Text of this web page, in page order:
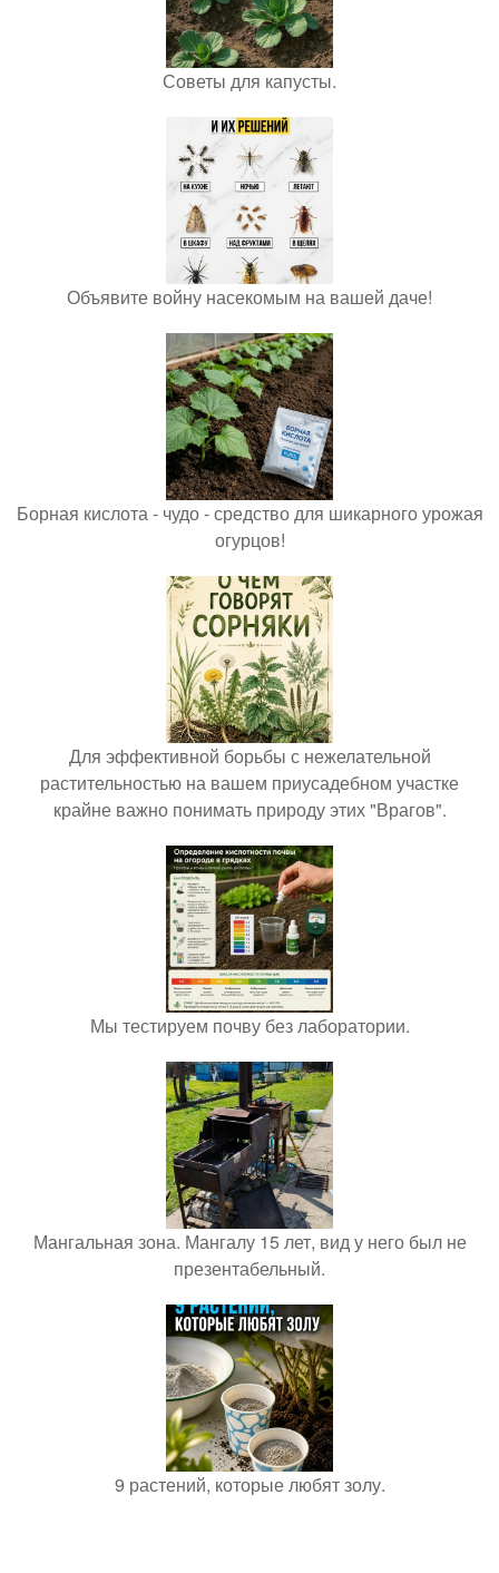
Советы для капусты.
Объявите войну насекомым на вашей даче!
Борная кислота - чудо - средство для шикарного урожая
огурцов!
Для эффективной борьбы с нежелательной
растительностью на вашем приусадебном участке
крайне важно понимать природу этих "Врагов".
Мы тестируем почву без лаборатории.
Мангальная зона. Мангалу 15 лет, вид у него был не
презентабельный.
9 растений, которые любят золу.